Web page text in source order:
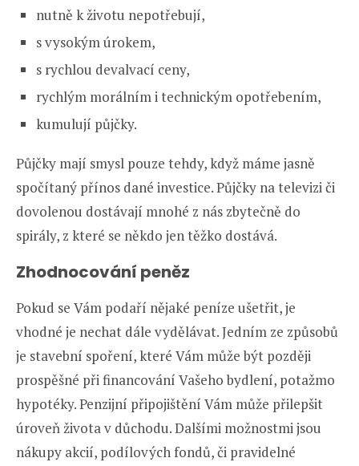
nutně k životu nepotřebují,
s vysokým úrokem,
s rychlou devalvací ceny,
rychlým morálním i technickým opotřebením,
kumulují půjčky.
Půjčky mají smysl pouze tehdy, když máme jasně
spočítaný přínos dané investice. Půjčky na televizi či
dovolenou dostávají mnohé z nás zbytečně do
spirály, z které se někdo jen těžko dostává.
Zhodnocování peněz
Pokud se Vám podaří nějaké peníze ušetřit, je
vhodné je nechat dále vydělávat. Jedním ze způsobů
je stavební spoření, které Vám může být později
prospěšné při financování Vašeho bydlení, potažmo
hypotéky. Penzijní připojištění Vám může přilepšit
úroveň života v důchodu. Dalšími možnostmi jsou
nákupy akcií, podílových fondů, či pravidelné